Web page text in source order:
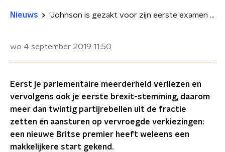
Nieuws 'Johnson is gezakt voor zijn eerste examen als premier'
wo 4 september 2019 11:50
Eerst je parlementaire meerderheid verliezen en
vervolgens ook je eerste brexit-stemming, daarom
meer dan twintig partijrebellen uit de fractie
zetten én aansturen op vervroegde verkiezingen:
een nieuwe Britse premier heeft weleens een
makkelijkere start gekend.